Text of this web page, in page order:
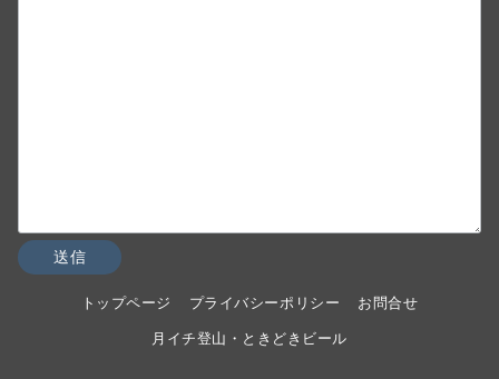
トップページ プライバシーポリシー お問合せ
月イチ登山・ときどきビール